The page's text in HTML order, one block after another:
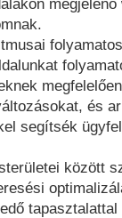
és
segítsék
között